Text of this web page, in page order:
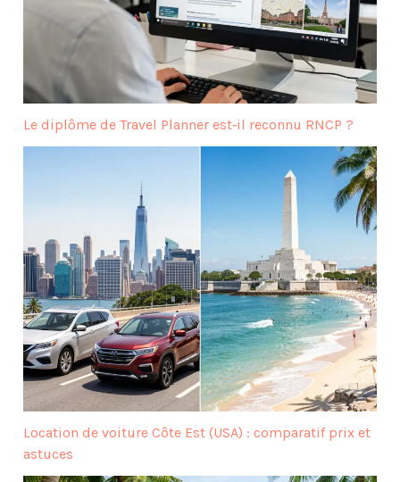
Le diplôme de Travel Planner est‑il reconnu RNCP ?
Location de voiture Côte Est (USA) : comparatif prix et
astuces